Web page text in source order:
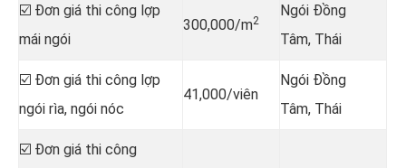
☑️ Đơn giá thi công lợp
mái ngói
300,000/m2
Ngói Đồng
Tâm, Thái
☑️ Đơn giá thi công lợp
ngói rìa, ngói nóc
41,000/viên
Ngói Đồng
Tâm, Thái
☑️ Đơn giá thi công